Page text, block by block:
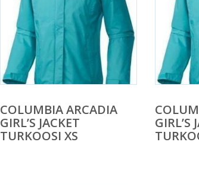
COLUMBIA ARCADIA
GIRL’S JACKET
TURKOOSI XS
GIRL’S